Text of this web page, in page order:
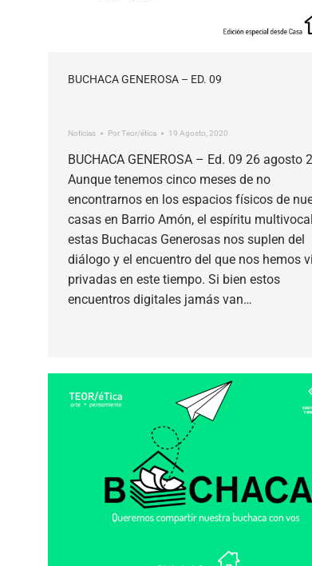
BUCHACA GENEROSA – ED. 09
Noticias PorTeor/ética 19 Agosto, 2020
BUCHACA GENEROSA – Ed. 09 26 agosto
Aunque tenemos cinco meses de no
encontrarnos en los espacios físicos de
casas en Barrio Amón, el espíritu
estas Buchacas Generosas nos suplen del
diálogo y el encuentro del que nos hemos
privadas en este tiempo. Si bien estos
encuentros digitales jamás van…